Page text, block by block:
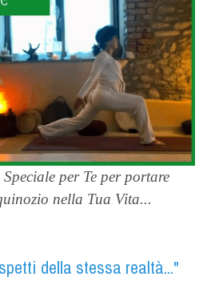
per Te per portare
nella Tua Vita...
della stessa realtà..."